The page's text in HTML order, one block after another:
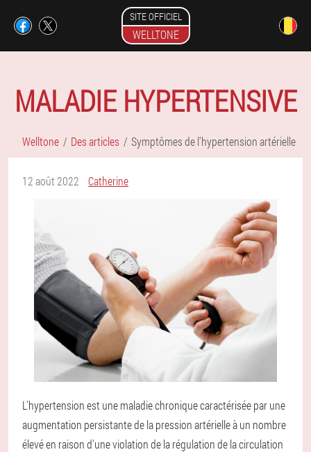
SITE OFFICIEL
WELLTONE
MALADIE HYPERTENSIVE
Welltone Des articles Symptômes de l'hypertension artérielle
12 août 2022 Catherine
L'hypertension est une maladie chronique caractérisée par une
augmentation persistante de la pression artérielle à un nombre
élevé en raison d'une violation de la régulation de la circulation